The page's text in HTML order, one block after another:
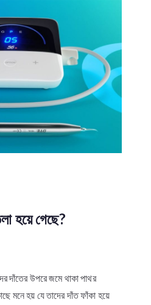
হয়ে গেছে?
দাঁতের উপরে জমে থাকা পাথর
মনে হয় যে তাদের দাঁত ফাঁকা হয়ে